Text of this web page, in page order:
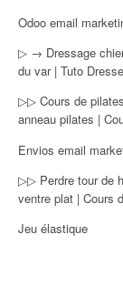
Odoo email
▷ → Dressage
du var | Tuto
▷▷ Cours de
anneau pilates |
Envios email
▷▷ Perdre tour de
ventre plat | Cours
Jeu élastique